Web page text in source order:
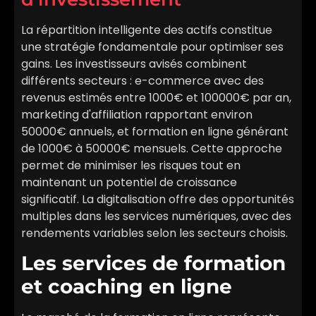
La répartition intelligente des actifs constitue
une stratégie fondamentale pour optimiser ses
gains. Les investisseurs avisés combinent
différents secteurs : e-commerce avec des
revenus estimés entre 1000€ et 100000€ par an,
marketing d'affiliation rapportant environ
50000€ annuels, et formation en ligne générant
de 1000€ à 50000€ mensuels. Cette approche
permet de minimiser les risques tout en
maintenant un potentiel de croissance
significatif. La digitalisation offre des opportunités
multiples dans les services numériques, avec des
rendements variables selon les secteurs choisis.
Les services de formation
et coaching en ligne